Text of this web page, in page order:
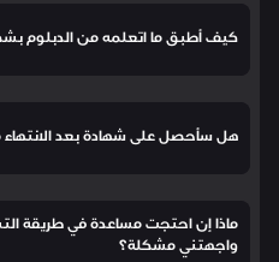
كيف أطبق ما اتعلمه من الدبلوم
هل سأحصل على شهادة بعد الانتهاء
ماذا إن احتجت مساعدة في طريقة
واجهتني مشكلة؟